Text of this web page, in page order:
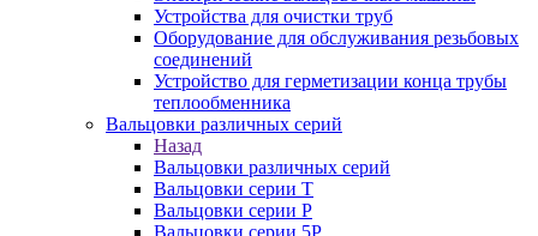
Устройства для очистки труб
Оборудование для обслуживания резьбовых
соединений
Устройство для герметизации конца трубы
теплообменника
Вальцовки различных серий
Назад
Вальцовки различных серий
Вальцовки серии Т
Вальцовки серии Р
Вальцовки серии 5Р